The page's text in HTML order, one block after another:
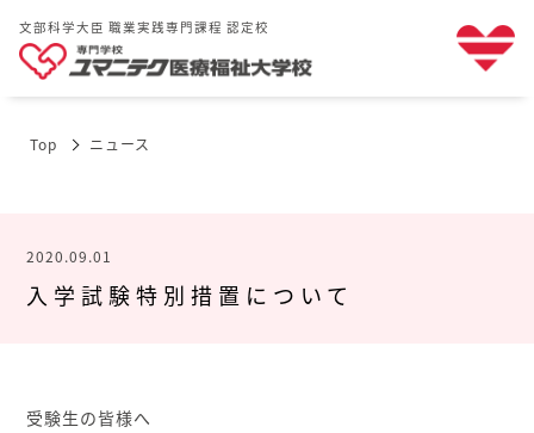
文部科学大臣 職業実践専門課程 認定校
Top ニュース
2020.09.01
入学試験特別措置について
受験生の皆様へ